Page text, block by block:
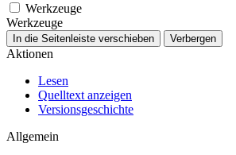
Werkzeuge
Werkzeuge
In die Seitenleiste verschieben Verbergen
Aktionen
Lesen
Quelltext anzeigen
Versionsgeschichte
Allgemein